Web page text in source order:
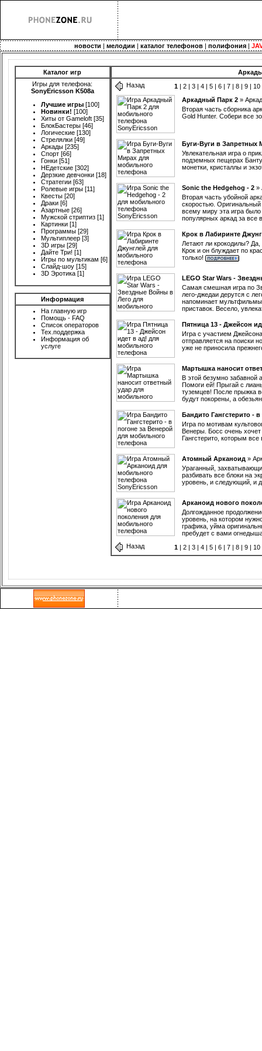
новости |мелодии |каталог телефонов |полифония |
Каталог игр
Игры для телефона:
SonyEricsson K508a
Лучшие игры [100]
Новинки! [100]
Хиты от Gameloft [35]
БлокБастеры [46]
Логические [130]
Стрелялки [49]
Аркады [235]
Спорт [66]
Гонки [51]
НЕдетские [302]
Дерзкие девчонки [18]
Стратегии [63]
Ролевые игры [11]
Квесты [20]
Драки [6]
Азартные [26]
Мужской стриптиз [1]
Картинки [1]
Программы [29]
Мультиплеер [3]
3D игры [29]
Дайте Три! [1]
Игры по мультикам [6]
Слайд-шоу [15]
3D Эротика [1]
Информация
На главную игр
Помощь - FAQ
Список операторов
Тех.поддержка
Информация об
услуге
Назад
1 | 2 | 3 | 4 | 5 | 6 | 7 | 8 | 9 | 10
Аркадный Парк 2 »
Вторая часть сборника
Gold Hunter. Собери все
Буги-Вуги в Запретных
Увлекательная игра о
подземных пещерах
монетки, кристаллы и
Sonic the Hedgehog - 2 »
Вторая часть убойной
скоростью.
всему миру эта игра
популярных аркад за все
Крок в Лабиринте
Летают ли крокодилы? Да,
Крок и он блуждает по
только!
LEGO Star Wars -
Самая смешная игра по
лего-джедаи дерутся с
напоминает
приставок. Весело,
Пятница 13 - Джейсон
Игра с участием
отправляется на поиски
уже не приносила
Мартышка наносит
В этой безумно забавной
Помоги ей! Прыгай с
туземцев! После прыжка
будут покорены, а
Бандито Гангстерито -
Игра по мотивам
Венеры. Босс очень
Гангстерито, которым
Атомный Арканоид »
Ураганный,
разбивать все блоки на
уровень, и следующий, и
Арканоид нового
Долгожданное
уровень, на котором
графика, уйма
пребудет с вами
Назад
1 | 2 | 3 | 4 | 5 | 6 | 7 | 8 | 9 | 10